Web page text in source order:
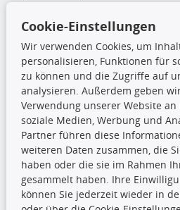
TecDoc Inside
Die hier
dürfen
unterlassen, die Daten oder die
vorherige Zustimmung TecDocs zu
verbreiten und/oder diese
zu lassen. Ein Zuwiderhandeln
Urheberrechtsverletzung dar und
Ronny’s Newsletter
Cookie-Einstellungen
Wir verwenden Cookies, um
personalisieren, Funktionen für
zu können und die Zugriffe auf
analysieren. Außerdem geben
Verwendung unserer Website
soziale Medien, Werbung und
Partner führen diese
weiteren Daten zusammen, die
haben oder die sie im Rahmen
gesammelt haben. Ihre
können Sie jederzeit wieder in